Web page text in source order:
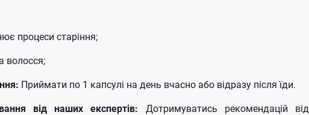
процеси старіння;
волосся;
Приймати по 1 капсулі на день вчасно або відразу після їди.
від наших експертів: Дотримуватись рекомендацій від